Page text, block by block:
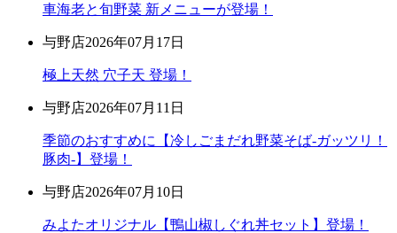
車海老と旬野菜 新メニューが登場！
与野店2026年07月17日
極上天然 穴子天 登場！
与野店2026年07月11日
季節のおすすめに【冷しごまだれ野菜そば-ガッツリ！
豚肉-】登場！
与野店2026年07月10日
みよたオリジナル【鴨山椒しぐれ丼セット】登場！